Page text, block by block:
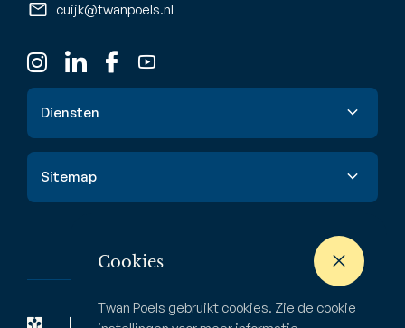
Cookies
Twan Poels gebruikt cookies. Zie de cookie
cuijk@twanpoels.nl
Diensten
Waardebepaling
Verhuur & huur
Zoekopdracht
Sitemap
Nieuwbouw
Bedrijven